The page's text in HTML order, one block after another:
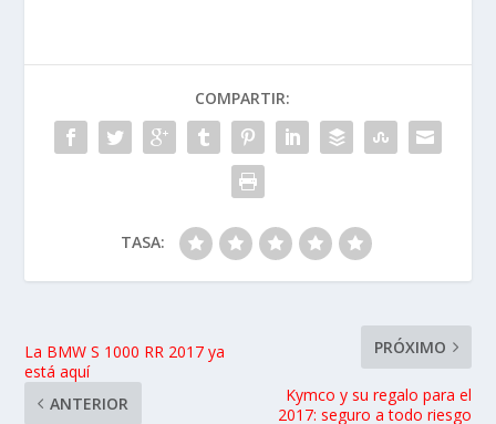
COMPARTIR:
TASA:
La BMW S 1000 RR 2017 ya
está aquí
ANTERIOR
PRÓXIMO
Kymco y su regalo para el
2017: seguro a todo riesgo